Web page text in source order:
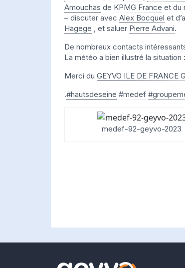
Amouchas de KPMG France et du
– discuter avec Alex Bocquel et
Hagege , et saluer Pierre Advani.
De nombreux contacts
La météo a bien illustré la
Merci du GEYVO ILE DE FRANCE
.#hautsdeseine #medef
medef-92-geyvo-2023